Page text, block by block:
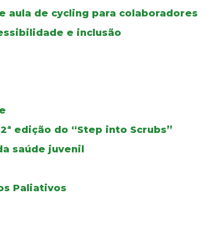
aula de cycling para colaboradores
e inclusão
edição do “Step into Scrubs”
saúde juvenil
Paliativos